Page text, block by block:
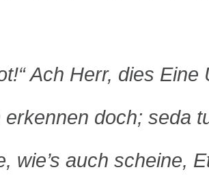
Ach Herr, dies
erkennen doch; seda
wie’s auch scheine,